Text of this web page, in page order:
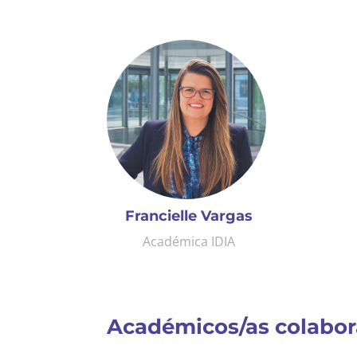
Francielle Vargas
Académica IDIA
Académicos/as